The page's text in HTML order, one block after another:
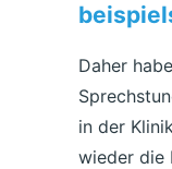
Daher
in der
wieder die